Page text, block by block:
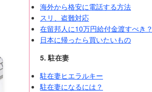
海外から格安に電話する方法
スリ、盗難対応
在留邦人に10万円給付金渡すべき？
日本に帰ったら買いたいもの
5. 駐在妻
駐在妻ヒエラルキー
駐在妻になるには？